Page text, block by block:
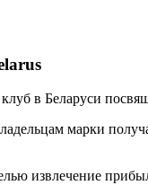
в Беларуси
марки
извлечение